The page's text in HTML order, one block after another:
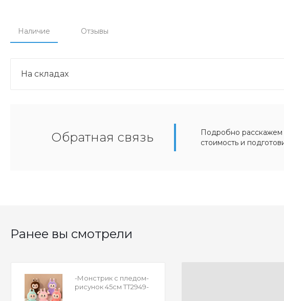
Наличие Отзывы
На складах
Обратная связь
Подробно расскажем
стоимость и
Ранее вы смотрели
-Монстрик с пледом-
рисунок 45см TT2949-